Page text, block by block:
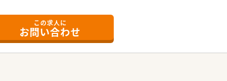
意されています
用意されています。
ションも増えます。
です。
種多様です。
できます。
ができるよう変更予定です。
この求人に
お問い合わせ